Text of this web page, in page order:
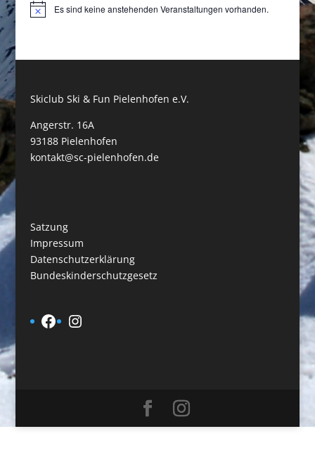
HinweisEs sind keine anstehenden Veranstaltungen vorhanden.
Skiclub Ski & Fun Pielenhofen e.V.
Angerstr. 16A
93188 Pielenhofen
kontakt@sc-pielenhofen.de
Satzung
Impressum
Datenschutzerklärung
Bundeskinderschutzgesetz
Facebook
Instagram